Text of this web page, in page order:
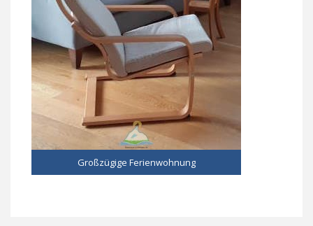
Großzügige Ferienwohnung